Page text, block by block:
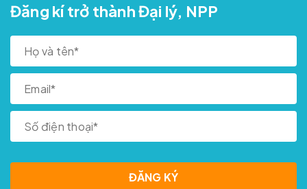
Đăng kí trở thành Đại lý, NPP
ĐĂNG KÝ